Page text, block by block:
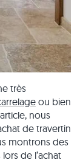
très
ou bien
nous
de travertin
montrons des
de l’achat